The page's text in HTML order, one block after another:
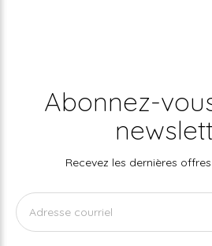
Abonnez-
Recevez les dernières